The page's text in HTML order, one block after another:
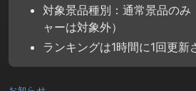
対象景品種別：通常景品のみ
ャーは対象外）
ランキングは1時間に1回更新